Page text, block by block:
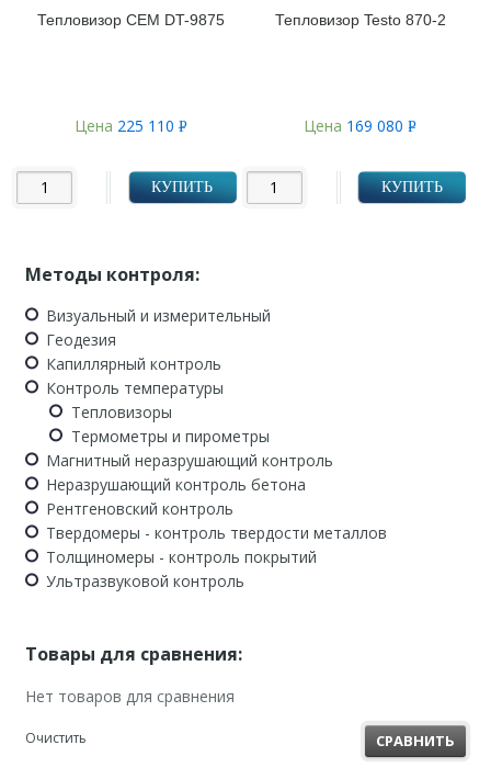
Тепловизор CEM DT-9875
Цена 225 110 Р
КУПИТЬ
Тепловизор Testo 870-2
Цена 169 080Р
КУПИТЬ
Методы контроля:
Визуальный и измерительный
Геодезия
Капиллярный контроль
Контроль температуры
Тепловизоры
Термометры и пирометры
Магнитный неразрушающий контроль
Неразрушающий контроль бетона
Рентгеновский контроль
Твердомеры - контроль твердости металлов
Толщиномеры - контроль покрытий
Ультразвуковой контроль
Товары для сравнения:
Нет товаров для сравнения
Очистить СРАВНИТЬ